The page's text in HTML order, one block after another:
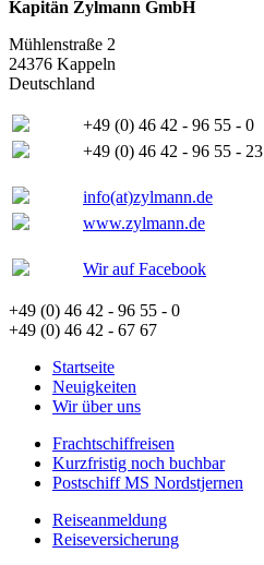
Kapitän Zylmann GmbH
Mühlenstraße 2
24376 Kappeln
Deutschland
+49 (0) 46 42 - 96 55 - 0
+49 (0) 46 42 - 96 55 - 23
info(at)zylmann.de
www.zylmann.de
Wir auf Facebook
+49 (0) 46 42 - 96 55 - 0
+49 (0) 46 42 - 67 67
Startseite
Neuigkeiten
Wir über uns
Frachtschiffreisen
Kurzfristig noch buchbar
Postschiff MS Nordstjernen
Reiseanmeldung
Reiseversicherung